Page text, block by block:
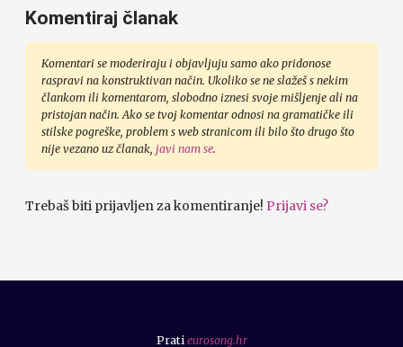
Komentiraj članak
Komentari se moderiraju i objavljuju samo ako pridonose
raspravi na konstruktivan način. Ukoliko se ne slažeš s nekim
člankom ili komentarom, slobodno iznesi svoje mišljenje ali na
pristojan način. Ako se tvoj komentar odnosi na gramatičke ili
stilske pogreške, problem s web stranicom ili bilo što drugo što
nije vezano uz članak, javi nam se.
Trebaš biti prijavljen za komentiranje! Prijavi se?
Prati eurosong.hr